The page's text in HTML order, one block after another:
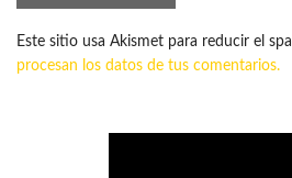
Este sitio usa Akismet para reducir el
procesan los datos de tus comentarios.